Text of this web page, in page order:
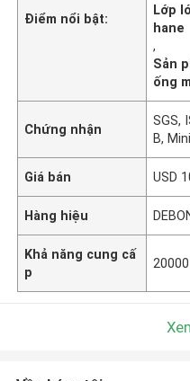
Điểm nổi bật:
Lớp
hane
,
Sản
ống
Chứng nhận
SGS,
B,
Giá bán USD
Hàng hiệu
Khả năng cung cấ
p